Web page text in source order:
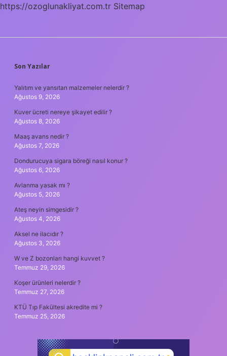
https://ozoglunakliyat.com.tr Sitemap
SIDEBAR
Son Yazılar
Yalıtım ve yansıtan malzemeler nelerdir ?
Ağustos 9, 2026
Kuver ücreti nereye şikayet edilir ?
Ağustos 8, 2026
Maaş avans nedir ?
Ağustos 7, 2026
Dondurucuya sigara böreği nasıl konur ?
Ağustos 6, 2026
Avlanma yasak mı ?
Ağustos 5, 2026
Ateş neyin simgesidir ?
Ağustos 4, 2026
Aksel ne ilacıdır ?
Ağustos 3, 2026
W ve Z bozonları hangi kuvvet ?
Temmuz 29, 2026
Koşer ürünleri nelerdir ?
Temmuz 27, 2026
KTÜ Tıp Fakültesi akredite mi ?
Temmuz 25, 2026